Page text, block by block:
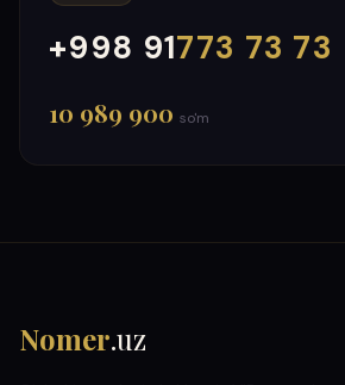
+998 91773 73 73
000
999
10 989 900 so'm
Nomer.uz